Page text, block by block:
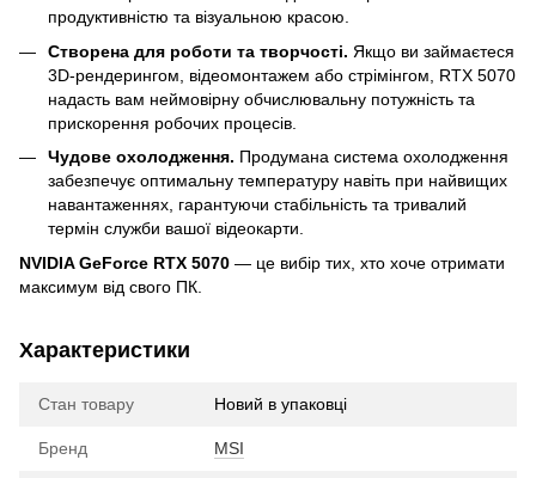
продуктивністю та візуальною красою.
Створена для роботи та творчості. Якщо ви займаєтеся
3D-рендерингом, відеомонтажем або стрімінгом, RTX 5070
надасть вам неймовірну обчислювальну потужність та
прискорення робочих процесів.
Чудове охолодження. Продумана система охолодження
забезпечує оптимальну температуру навіть при найвищих
навантаженнях, гарантуючи стабільність та тривалий
термін служби вашої відеокарти.
NVIDIA GeForce RTX 5070 — це вибір тих, хто хоче отримати
максимум від свого ПК.
Характеристики
Стан товару Новий в упаковці
Бренд MSI